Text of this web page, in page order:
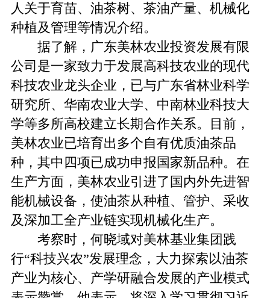
人关于育苗、油茶树、茶油产量、机械化
种植及管理等情况介绍。
据了解，广东美林农业投资发展有限
公司是一家致力于发展高科技农业的现代
科技农业龙头企业，已与广东省林业科学
研究所、华南农业大学、中南林业科技大
学等多所高校建立长期合作关系。目前，
美林农业已培育出多个自有优质油茶品
种，其中四项已成功申报国家新品种。在
生产方面，美林农业引进了国内外先进智
能机械设备，使油茶从种植、管护、采收
及深加工全产业链实现机械化生产。
考察时，何晓域对美林基业集团践
行“科技兴农”发展理念，大力探索以油茶
产业为核心、产学研融合发展的产业模式